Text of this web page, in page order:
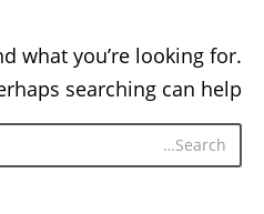
what you’re looking for.
searching can help.